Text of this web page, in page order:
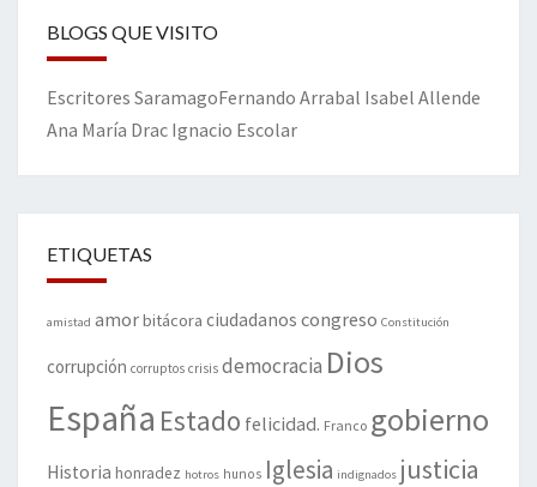
BLOGS QUE VISITO
Escritores SaramagoFernando Arrabal Isabel Allende
Ana María Drac Ignacio Escolar
ETIQUETAS
amistad amorbitácora ciudadanos congreso Constitución
corrupción corruptos crisis democracia Dios
España Estado felicidad. Franco gobierno
Historia honradez hotros hunos Iglesia indignados justicia